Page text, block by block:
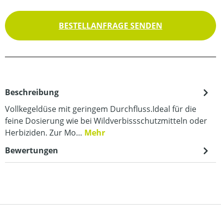
BESTELLANFRAGE SENDEN
Beschreibung
Vollkegeldüse mit geringem Durchfluss.Ideal für die
feine Dosierung wie bei Wildverbissschutzmitteln oder
Herbiziden. Zur Mo… Mehr
Bewertungen